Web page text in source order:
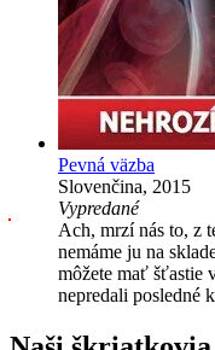
Pevná väzba
Slovenčina, 2015
Vypredané
Ach, mrzí nás to, z
nemáme ju na
môžete mať šťastie
nepredali posledné